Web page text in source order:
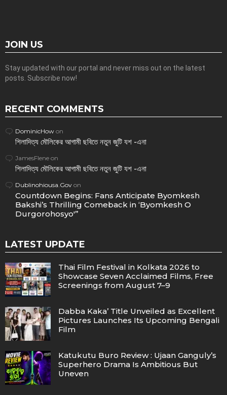
JOIN US
Stay updated with our portal and never miss out on the latest
posts. Subscribe now!
RECENT COMMENTS
DominicHow on
শিলাদিত্য মৌলিকের আগামী ছবিতে নতুন জুটি যশ -এনা
JamesFlene on
শিলাদিত্য মৌলিকের আগামী ছবিতে নতুন জুটি যশ -এনা
Dublinohiousa.Gov on
Countdown Begins: Fans Anticipate Byomkesh
Bakshi’s Thrilling Comeback in ‘Byomkesh O
Durgorohosyo'”
LATEST UPDATE
Thai Film Festival in Kolkata 2026 to
Showcase Seven Acclaimed Films, Free
Screenings from August 7–9
Dabba Kaka’ Title Unveiled as Excellent
Pictures Launches Its Upcoming Bengali
Film
Katukutu Buro Review : Ujaan Ganguly’s
Superhero Drama Is Ambitious But
Uneven